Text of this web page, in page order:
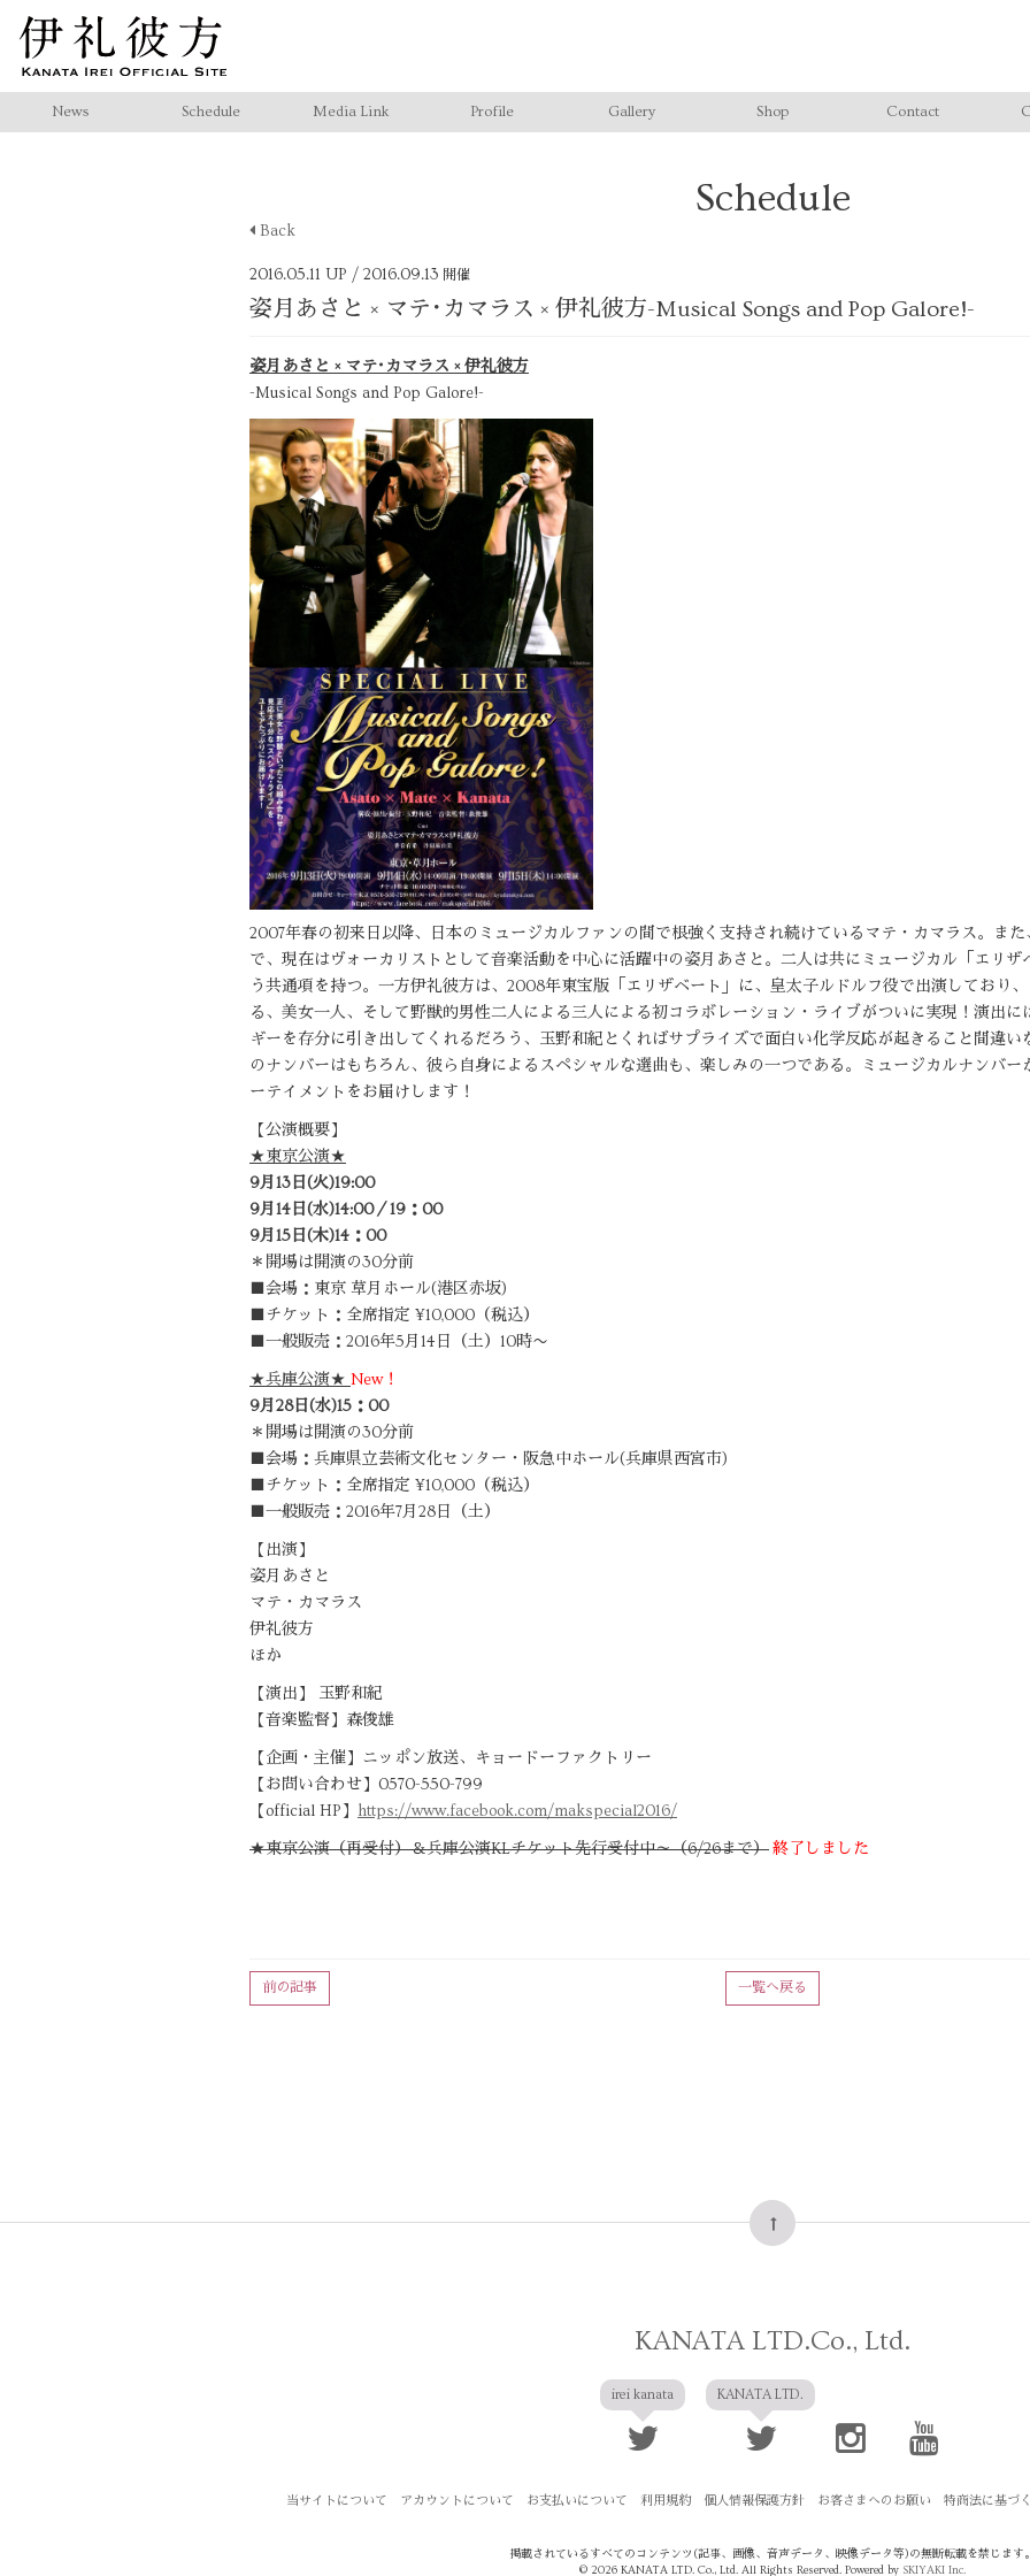
News Schedule Media Link Profile Gallery Shop Contact
Schedule
Back
2016.05.11 UP / 2016.09.13 開催
姿月あさと × マテ･カマラス × 伊礼彼方-Musical Songs and Pop Galore!-
姿月あさと × マテ･カマラス × 伊礼彼方
-Musical Songs and Pop Galore!-
2007年春の初来日以降、日本のミュージカルファンの間で根強く支持され続けているマテ・カマラス。ま
で、現在はヴォーカリストとして音楽活動を中心に活躍中の姿月あさと。二人は共にミュージカル「エリ
う共通項を持つ。一方伊礼彼方は、2008年東宝版「エリザベート」に、皇太子ルドルフ役で出演しており
る、美女一人、そして野獣的男性二人による三人による初コラボレーション・ライブがついに実現！演出
ギーを存分に引き出してくれるだろう、玉野和紀とくればサプライズで面白い化学反応が起きること間違
のナンバーはもちろん、彼ら自身によるスペシャルな選曲も、楽しみの一つである。ミュージカルナンバ
ーテイメントをお届けします！
【公演概要】
★東京公演★
9月13日(火)19:00
9月14日(水)14:00／19：00
9月15日(木)14：00
＊開場は開演の30分前
■会場：東京 草月ホール(港区赤坂)
■チケット：全席指定 ¥10,000（税込）
■一般販売：2016年5月14日（土）10時〜
★兵庫公演★ New！
9月28日(水)15：00
＊開場は開演の30分前
■会場：兵庫県立芸術文化センター・阪急中ホール(兵庫県西宮市)
■チケット：全席指定 ¥10,000（税込）
■一般販売：2016年7月28日（土）
【出演】
姿月あさと
マテ・カマラス
伊礼彼方
ほか
【演出】 玉野和紀
【音楽監督】森俊雄
【企画・主催】ニッポン放送、キョードーファクトリー
【お問い合わせ】0570-550-799
【official HP】 https://www.facebook.com/makspecial2016/
★東京公演（再受付）＆兵庫公演KLチケット先行受付中～（6/26まで）終了しました
一覧へ戻る
前の記事
KANATA LTD.Co., Ltd.
irei kanata KANATA LTD.
当サイトについて アカウントについて お支払いについて 利用規約 個人情報保護方針 お客さまへのお願い 特商法に基づ
掲載されているすべてのコンテンツ (記事、画像、音声データ、映像データ等)の無断転載を禁じます
© 2026 KANATA LTD. Co., Ltd. All Rights Reserved. Powered by SKIYAKI Inc.